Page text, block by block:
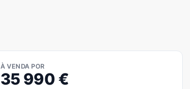
À VENDA POR
35 990 €